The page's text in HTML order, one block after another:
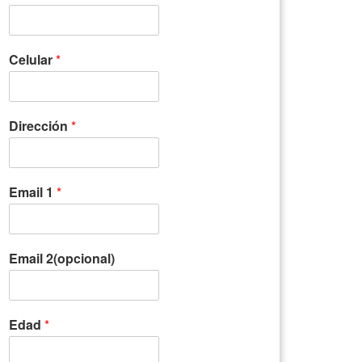
Celular*
Dirección *
Email 1 *
Email 2(opcional)
Edad *